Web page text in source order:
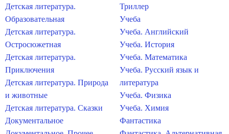
Детская литература.
Образовательная
Детская литература.
Остросюжетная
Детская литература.
Приключения
Детская литература. Природа
и животные
Детская литература. Сказки
Документальное
Триллер
Учеба
Учеба. Английский
Учеба. История
Учеба. Математика
Учеба. Русский язык и
литература
Учеба. Физика
Учеба. Химия
Фантастика